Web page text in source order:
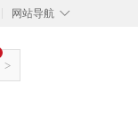
◇
网站导航
>